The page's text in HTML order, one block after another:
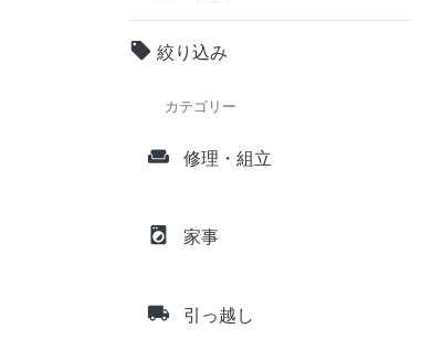
local_offer 絞り込み
カテゴリー
weekend 修理・組立
local_laundry_service 家事
local_shipping 引っ越し